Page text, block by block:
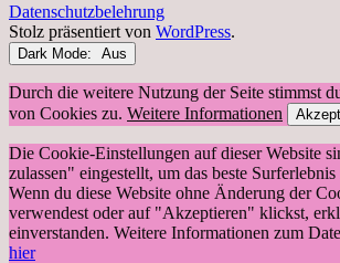
Datenschutzbelehrung
Stolz präsentiert von WordPress.
Dark Mode:
Durch die weitere Nutzung der Seite stimmst
von Cookies zu. Weitere Informationen
Die Cookie-Einstellungen auf dieser Website
zulassen" eingestellt, um das beste
Wenn du diese Website ohne Änderung der
verwendest oder auf "Akzeptieren" klickst,
einverstanden. Weitere Informationen zum
hier